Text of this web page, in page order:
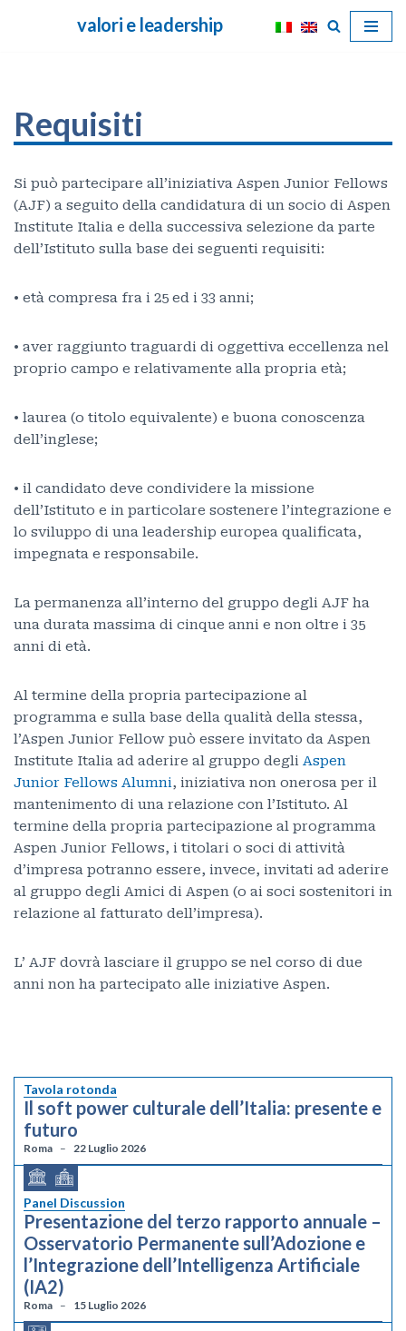
valori e leadership
Requisiti
Si può partecipare all’iniziativa Aspen Junior Fellows
(AJF) a seguito della candidatura di un socio di Aspen
Institute Italia e della successiva selezione da parte
dell’Istituto sulla base dei seguenti requisiti:
• età compresa fra i 25 ed i 33 anni;
• aver raggiunto traguardi di oggettiva eccellenza nel
proprio campo e relativamente alla propria età;
• laurea (o titolo equivalente) e buona conoscenza
dell’inglese;
• il candidato deve condividere la missione
dell’Istituto e in particolare sostenere l’integrazione e
lo sviluppo di una leadership europea qualificata,
impegnata e responsabile.
La permanenza all’interno del gruppo degli AJF ha
una durata massima di cinque anni e non oltre i 35
anni di età.
Al termine della propria partecipazione al
programma e sulla base della qualità della stessa,
l’Aspen Junior Fellow può essere invitato da Aspen
Institute Italia ad aderire al gruppo degli Aspen
Junior Fellows Alumni, iniziativa non onerosa per il
mantenimento di una relazione con l’Istituto. Al
termine della propria partecipazione al programma
Aspen Junior Fellows, i titolari o soci di attività
d’impresa potranno essere, invece, invitati ad aderire
al gruppo degli Amici di Aspen (o ai soci sostenitori in
relazione al fatturato dell’impresa).
L’ AJF dovrà lasciare il gruppo se nel corso di due
anni non ha partecipato alle iniziative Aspen.
Tavola rotonda
Il soft power culturale dell’Italia: presente e
futuro
Roma 22 Luglio 2026
Panel Discussion
Presentazione del terzo rapporto annuale –
Osservatorio Permanente sull’Adozione e
l’Integrazione dell’Intelligenza Artificiale
(IA2)
Roma 15 Luglio 2026